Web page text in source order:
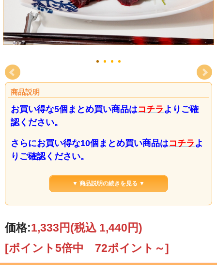
商品説明
お買い得な5個まとめ買い商品はコチラ よりご確
認ください。
さらにお買い得な10個まとめ買い商品はコチラ よ
りご確認ください。
熟成！ナガス鯨の赤肉背肉１級！
こちらは、約230～280ｇの単品です。
げに調理しても美味しくいただけます。
▼ 商品説明の続きを見る ▼
価格:1,333円(税込 1,440円)
[ポイント5倍中 72ポイント～]